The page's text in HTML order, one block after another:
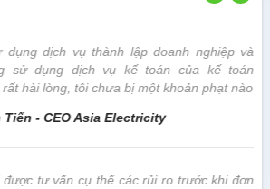
dụng dịch vụ thành lập doanh nghiệp và
sử dụng dịch vụ kế toán của kế toán
rất hài lòng, tôi chưa bị một khoản phạt nào
Tiến - CEO Asia Electricity
được tư vấn cụ thể các rủi ro trước khi đơn